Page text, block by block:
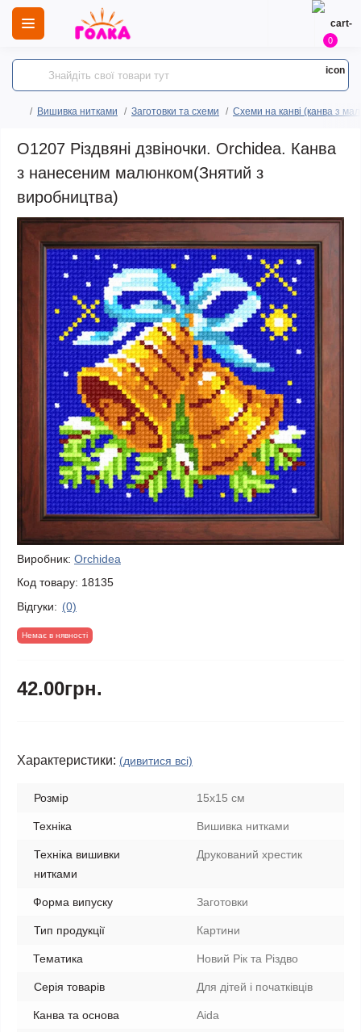
0
Вишивка нитками Заготовки та схеми Схеми на канві (канва з
O1207 Різдвяні дзвіночки. Orchidea. Канва
з нанесеним малюнком(Знятий з
виробництва)
Виробник: Orchidea
Код товару: 18135
Відгуки: (0)
Немає в нявності
42.00грн.
Характеристики: (дивитися всі)
Розмір 15x15 см
Техніка Вишивка нитками
Техніка вишивки
нитками
Друкований хрестик
Форма випуску Заготовки
Тип продукції Картини
Тематика Новий Рік та Різдво
Серія товарів Для дітей і початківців
Канва та основа Aida